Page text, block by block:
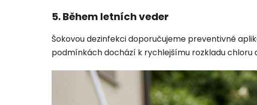
5. Během letních veder
Šokovou dezinfekci doporučujeme preventivně
podmínkách dochází k rychlejšímu rozkladu chloru